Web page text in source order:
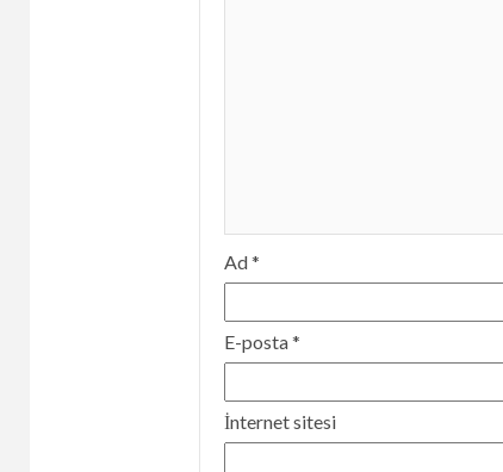
Ad*
E-posta*
İnternet sitesi